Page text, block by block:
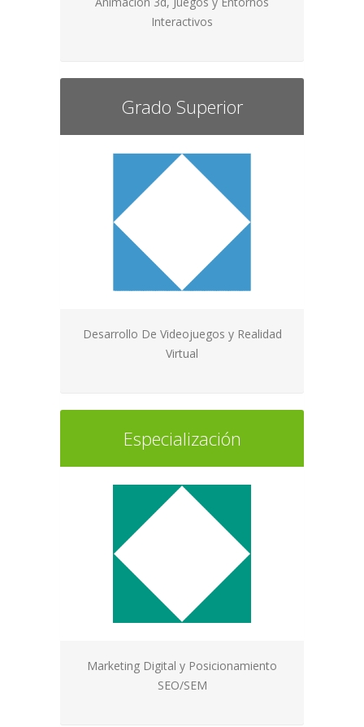
Interactivos
Grado Superior
Desarrollo De Videojuegos y Realidad
Virtual
Especialización
Marketing Digital y Posicionamiento
SEO/SEM